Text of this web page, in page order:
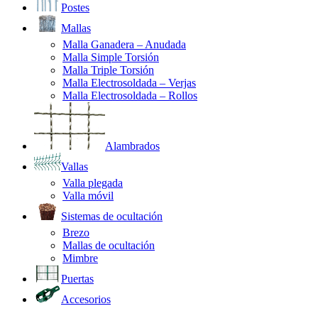
Postes
Mallas
Malla Ganadera – Anudada
Malla Simple Torsión
Malla Triple Torsión
Malla Electrosoldada – Verjas
Malla Electrosoldada – Rollos
Alambrados
Vallas
Valla plegada
Valla móvil
Sistemas de ocultación
Brezo
Mallas de ocultación
Mimbre
Puertas
Accesorios